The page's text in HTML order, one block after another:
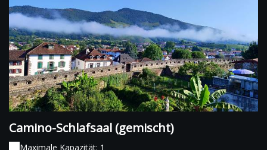
Camino-Schlafsaal (gemischt)
Maximale Kapazität: 1